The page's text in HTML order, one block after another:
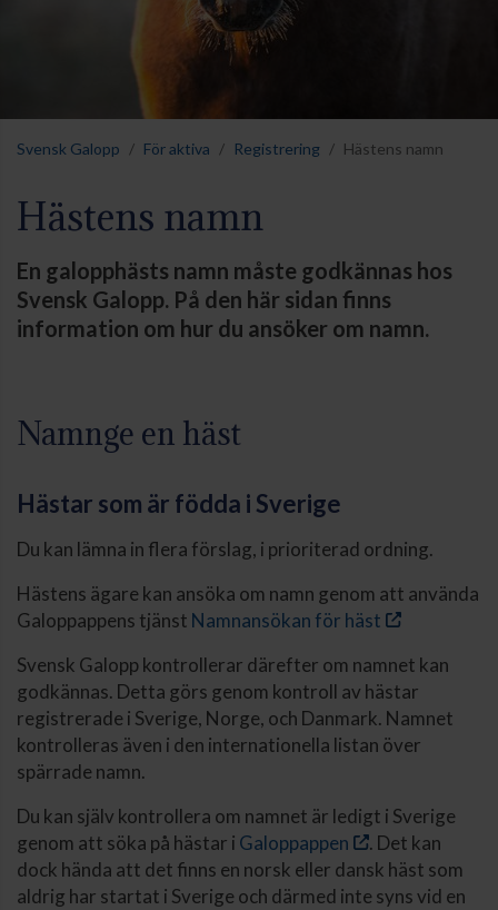
Svensk Galopp För aktiva Registrering Hästens namn
Hästens namn
En galopphästs namn måste godkännas hos
Svensk Galopp. På den här sidan finns
information om hur du ansöker om namn.
Namnge en häst
Hästar som är födda i Sverige
Du kan lämna in flera förslag, i prioriterad ordning.
Hästens ägare kan ansöka om namn genom att använda
Galoppappens tjänst Namnansökan för häst
Svensk Galopp kontrollerar därefter om namnet kan
godkännas. Detta görs genom kontroll av hästar
registrerade i Sverige, Norge, och Danmark. Namnet
kontrolleras även i den internationella listan över
spärrade namn.
Du kan själv kontrollera om namnet är ledigt i Sverige
genom att söka på hästar i Galoppappen
. Det kan
dock hända att det finns en norsk eller dansk häst som
aldrig har startat i Sverige och därmed inte syns vid en